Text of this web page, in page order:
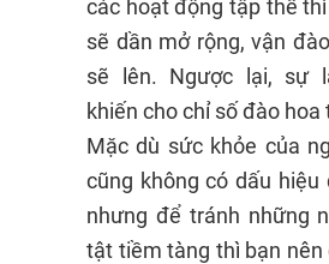
các hoạt động tập thể
sẽ dần mở rộng, vận
sẽ lên. Ngược lại, sự
khiến cho chỉ số đào
Mặc dù sức khỏe của
cũng không có dấu hiệu
nhưng để tránh những
tật tiềm tàng thì bạn nên